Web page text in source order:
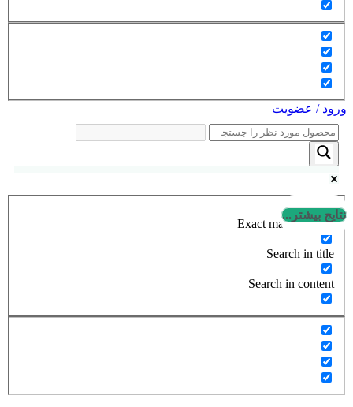
ورود / عضویت
نتایج بیشتر...
Exact matches only
Search in title
Search in content